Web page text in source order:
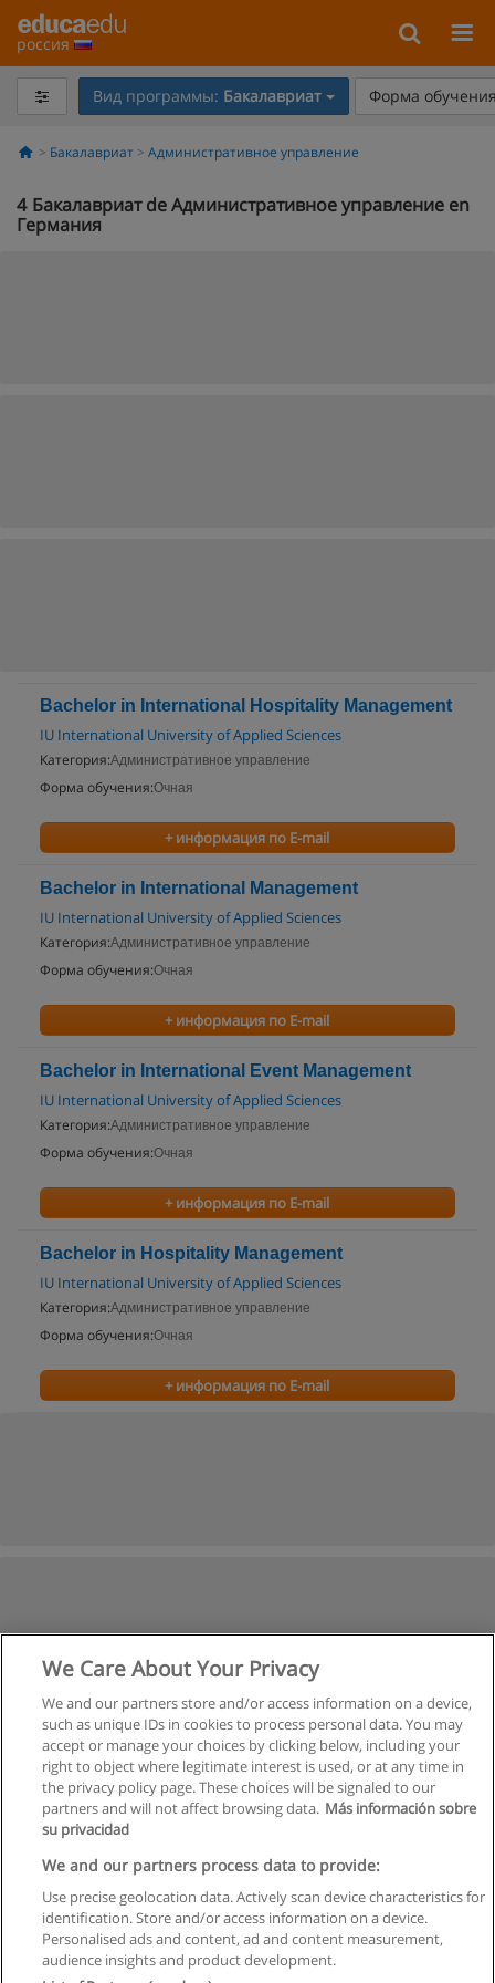
россия
Вид программы: Бакалавриат Форма
Бакалавриат Административное управление
4 Бакалавриат de Административное управление en
Германия
Bachelor in International Hospitality Management
IU International University of Applied Sciences
Категория:Административное управление
Форма обучения:Очная
+ информация по E-mail
Bachelor in International Management
IU International University of Applied Sciences
Категория:Административное управление
Форма обучения:Очная
+ информация по E-mail
Bachelor in International Event Management
IU International University of Applied Sciences
Категория:Административное управление
Форма обучения:Очная
+ информация по E-mail
Bachelor in Hospitality Management
IU International University of Applied Sciences
Категория:Административное управление
Форма обучения:Очная
+ информация по E-mail
Правила пользования
Конфиденциальность информации
We Care About Your Privacy
We and our partners store and/or access information on a device,
such as unique IDs in cookies to process personal data. You may
accept or manage your choices by clicking below, including your
right to object where legitimate interest is used, or at any time in
the privacy policy page. These choices will be signaled to our
partners and will not affect browsing data. Más información sobre
su privacidad
We and our partners process data to provide:
Use precise geolocation data. Actively scan device characteristics for
identification. Store and/or access information on a device.
Personalised ads and content, ad and content measurement,
audience insights and product development.